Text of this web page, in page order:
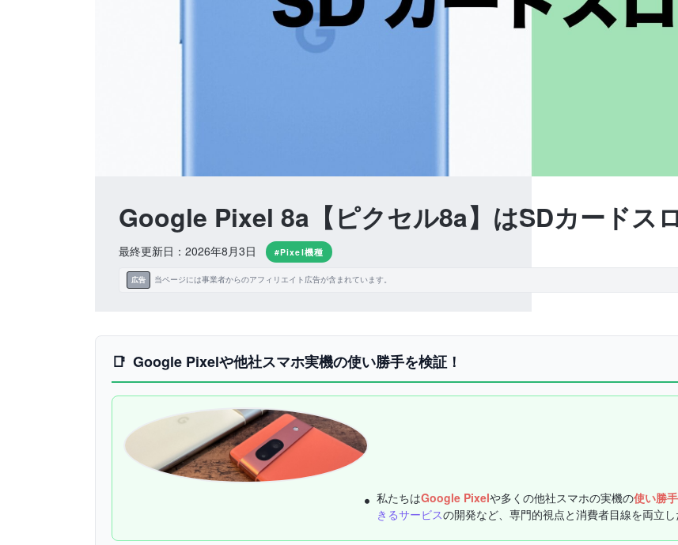
Google Pixel 8a【ピクセル8a】はSDカードス
最終更新日：2026年8月3日 #Pixel機種
広告 当ページには事業者からのアフィリエイト広告が含まれています。
Google Pixelや他社スマホ実機の使い勝手を検証！
私たちはGoogle Pixelや多くの他社スマホの実機の使い勝
きるサービスの開発など、専門的視点と消費者目線を両立し